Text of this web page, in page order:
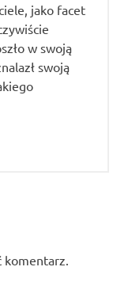
jako facet
w swoją
swoją
komentarz.